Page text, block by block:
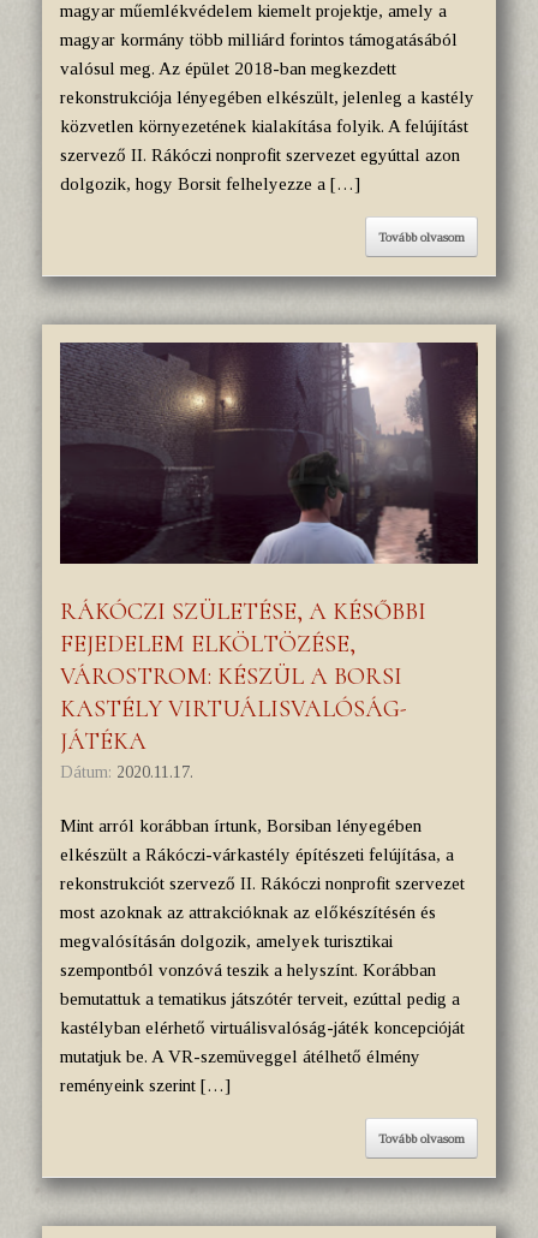
magyar műemlékvédelem kiemelt projektje, amely a
magyar kormány több milliárd forintos támogatásából
valósul meg. Az épület 2018-ban megkezdett
rekonstrukciója lényegében elkészült, jelenleg a kastély
közvetlen környezetének kialakítása folyik. A felújítást
szervező II. Rákóczi nonprofit szervezet egyúttal azon
dolgozik, hogy Borsit felhelyezze a […]
Tovább olvasom
RÁKÓCZI SZÜLETÉSE, A KÉSŐBBI
FEJEDELEM ELKÖLTÖZÉSE,
VÁROSTROM: KÉSZÜL A BORSI
KASTÉLY VIRTUÁLISVALÓSÁG-
JÁTÉKA
Dátum: 2020.11.17.
Mint arról korábban írtunk, Borsiban lényegében
elkészült a Rákóczi-várkastély építészeti felújítása, a
rekonstrukciót szervező II. Rákóczi nonprofit szervezet
most azoknak az attrakcióknak az előkészítésén és
megvalósításán dolgozik, amelyek turisztikai
szempontból vonzóvá teszik a helyszínt. Korábban
bemutattuk a tematikus játszótér terveit, ezúttal pedig a
kastélyban elérhető virtuálisvalóság-játék koncepcióját
mutatjuk be. A VR-szemüveggel átélhető élmény
reményeink szerint […]
Tovább olvasom